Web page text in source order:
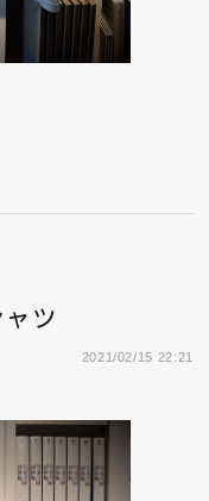
ツ
2021/02/15 22:21